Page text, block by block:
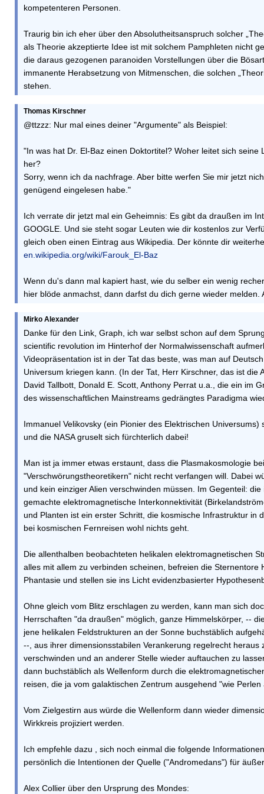
kompetenteren Personen.
Traurig bin ich eher über den Absolutheitsanspruch solcher
als Theorie akzeptierte Idee ist mit solchem Pamphleten nicht
die daraus gezogenen paranoiden Vorstellungen über die
immanente Herabsetzung von Mitmenschen, die solchen
stehen.
Thomas Kirschner
@ttzzz: Nur mal eines deiner "Argumente" als Beispiel:
"In was hat Dr. El-Baz einen Doktortitel? Woher leitet sich seine
her?
Sorry, wenn ich da nachfrage. Aber bitte werfen Sie mir jetzt
genügend eingelesen habe."
Ich verrate dir jetzt mal ein Geheimnis: Es gibt da draußen im
GOOGLE. Und sie steht sogar Leuten wie dir kostenlos zur
gleich oben einen Eintrag aus Wikipedia. Der könnte dir
en.wikipedia.org/wiki/Farouk_El-Baz
Wenn du's dann mal kapiert hast, wie du selber ein wenig
hier blöde anmachst, dann darfst du dich gerne wieder melden.
Mirko Alexander
Danke für den Link, Graph, ich war selbst schon auf dem
scientific revolution im Hinterhof der Normalwissenschaft
Videopräsentation ist in der Tat das beste, was man auf
Universum kriegen kann. (In der Tat, Herr Kirschner, das ist die
David Tallbott, Donald E. Scott, Anthony Perrat u.a., die ein im
des wissenschaftlichen Mainstreams gedrängtes Paradigma
Immanuel Velikovsky (ein Pionier des Elektrischen Universums)
und die NASA gruselt sich fürchterlich dabei!
Man ist ja immer etwas erstaunt, dass die Plasmakosmologie
"Verschwörungstheoretikern" nicht recht verfangen will. Dabei
und kein einziger Alien verschwinden müssen. Im Gegenteil:
gemachte elektromagnetische Interkonnektivität
und Planten ist ein erster Schritt, die kosmische Infrastruktur in
bei kosmischen Fernreisen wohl nichts geht.
Die allenthalben beobachteten helikalen elektromagnetischen
alles mit allem zu verbinden scheinen, befreien die Sternentore
Phantasie und stellen sie ins Licht evidenzbasierter
Ohne gleich vom Blitz erschlagen zu werden, kann man sich
Herrschaften "da draußen" möglich, ganze Himmelskörper, --
jene helikalen Feldstrukturen an der Sonne buchstäblich
--, aus ihrer dimensionsstabilen Verankerung regelrecht heraus
verschwinden und an anderer Stelle wieder auftauchen zu
dann buchstäblich als Wellenform durch die
reisen, die ja vom galaktischen Zentrum ausgehend "wie
Vom Zielgestirn aus würde die Wellenform dann wieder
Wirkkreis projiziert werden.
Ich empfehle dazu , sich noch einmal die folgende
persönlich die Intentionen der Quelle ("Andromedans") für
Alex Collier über den Ursprung des Mondes: